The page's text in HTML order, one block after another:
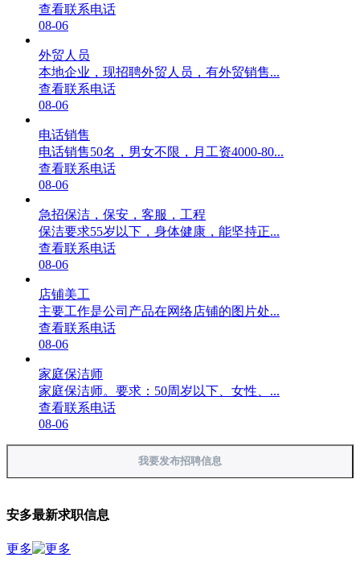
查看联系电话
08-06
外贸人员
本地企业，现招聘外贸人员，有外贸销售...
查看联系电话
08-06
电话销售
电话销售50名，男女不限，月工资4000-80...
查看联系电话
08-06
急招保洁，保安，客服，工程
保洁要求55岁以下，身体健康，能坚持正...
查看联系电话
08-06
店铺美工
主要工作是公司产品在网络店铺的图片处...
查看联系电话
08-06
家庭保洁师
家庭保洁师。要求：50周岁以下、女性、...
查看联系电话
08-06
我要发布招聘信息
安多最新求职信息
更多